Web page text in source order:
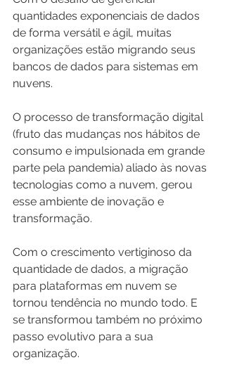
quantidades exponenciais de dados
de forma versátil e ágil, muitas
organizações estão migrando seus
bancos de dados para sistemas em
nuvens.
O processo de transformação digital
(fruto das mudanças nos hábitos de
consumo e impulsionada em grande
parte pela pandemia) aliado às novas
tecnologias como a nuvem, gerou
esse ambiente de inovação e
transformação.
Com o crescimento vertiginoso da
quantidade de dados, a migração
para plataformas em nuvem se
tornou tendência no mundo todo. E
se transformou também no próximo
passo evolutivo para a sua
organização.